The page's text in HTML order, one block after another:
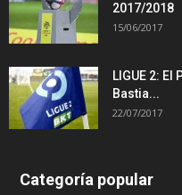
2017/2018
15/06/2017
LIGUE 2:
Bastia...
22/07/2017
Categoría popular